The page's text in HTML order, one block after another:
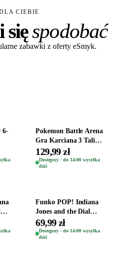
CIEBIE
sięspodobać
zabawki z oferty eSmyk.
6-
Pokemon Battle Arena
Gra Karciana 3 Talie
Oryginal
129,99 zł
Dostępny · do 14:00 wysyłka
dziś
Funko POP! Indiana
Jones and the Dial
Destiny Bobble-Head
Teddy Kumar 1388
69,99 zł
Dostępny · do 14:00 wysyłka
dziś